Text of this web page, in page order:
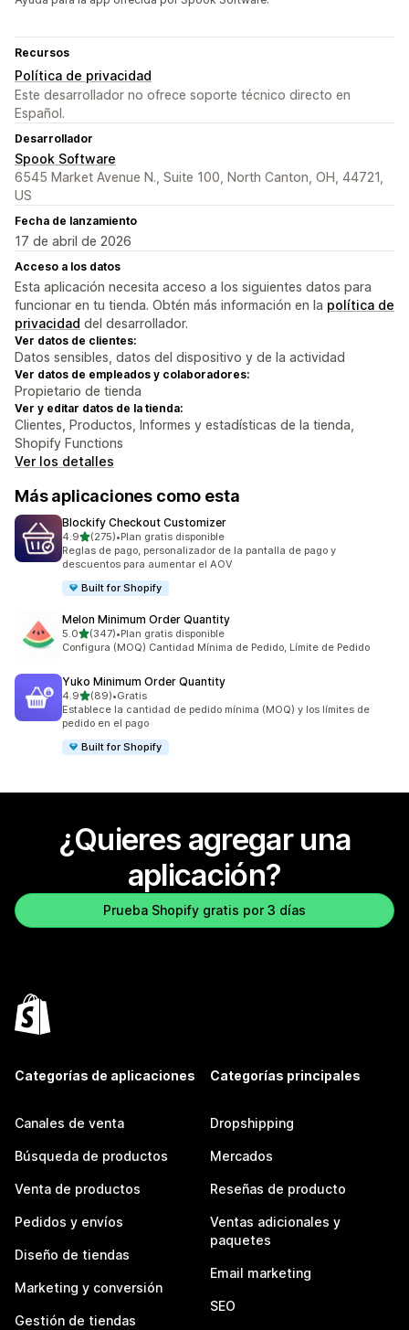
Recursos
Política de privacidad
Este desarrollador no ofrece soporte técnico directo en
Español.
Desarrollador
Spook Software
6545 Market Avenue N., Suite 100, North Canton, OH, 44721,
US
Fecha de lanzamiento
17 de abril de 2026
Acceso a los datos
Esta aplicación necesita acceso a los siguientes datos para
funcionar en tu tienda. Obtén más información en la política de
privacidad del desarrollador.
Ver datos de clientes:
Datos sensibles, datos del dispositivo y de la actividad
Ver datos de empleados y colaboradores:
Propietario de tienda
Ver y editar datos de la tienda:
Clientes, Productos, Informes y estadísticas de la tienda,
Shopify Functions
Ver los detalles
Más aplicaciones como esta
Blockify Checkout Customizer
4.9de 5 estrellas
(275)
275 reseñas en total
•Plan gratis disponible
Reglas de pago, personalizador de la pantalla de pago y
descuentos para aumentar el AOV
Built for Shopify
Melon Minimum Order Quantity
5.0de 5 estrellas
(347)
347 reseñas en total
•Plan gratis disponible
Configura (MOQ) Cantidad Mínima de Pedido, Límite de Pedido
Yuko Minimum Order Quantity
4.9de 5 estrellas
(89)
89 reseñas en total
•Gratis
Establece la cantidad de pedido mínima (MOQ) y los límites de
pedido en el pago
Built for Shopify
¿Quieres agregar una
aplicación?
Prueba Shopify gratis por 3 días
Categorías de aplicaciones
Canales de venta
Búsqueda de productos
Venta de productos
Pedidos y envíos
Diseño de tiendas
Marketing y conversión
Gestión de tiendas
Categorías principales
Dropshipping
Mercados
Reseñas de producto
Ventas adicionales y
paquetes
Email marketing
SEO